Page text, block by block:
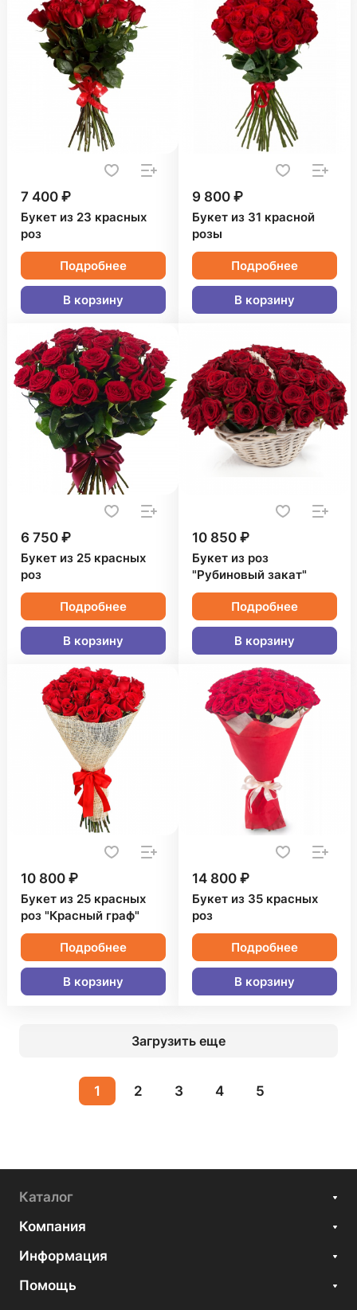
7 400 ₽
Букет из 23 красных
роз
Подробнее
В корзину
9 800 ₽
Букет из 31 красной
розы
Подробнее
В корзину
6 750 ₽
Букет из 25 красных
роз
Подробнее
В корзину
10 850 ₽
Букет из роз
"Рубиновый закат"
Подробнее
В корзину
10 800 ₽
Букет из 25 красных
роз "Красный граф"
Подробнее
В корзину
14 800 ₽
Букет из 35 красных
роз
Подробнее
В корзину
Загрузить еще
1 2 3 4 5
Каталог
Компания
Информация
Помощь